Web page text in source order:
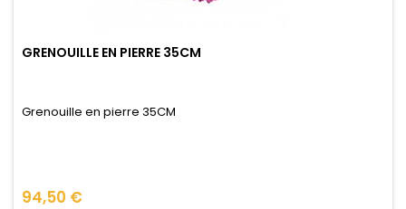
GRENOUILLE EN PIERRE 35CM
Grenouille en pierre 35CM
Prix
94,50 €